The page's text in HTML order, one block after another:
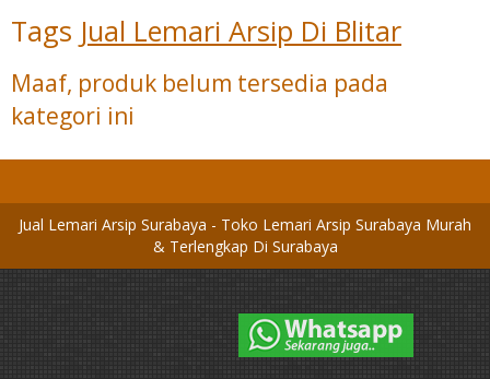
Tags Jual Lemari Arsip Di Blitar
Maaf, produk belum tersedia pada
kategori ini
Jual Lemari Arsip Surabaya - Toko Lemari Arsip Surabaya Murah
& Terlengkap Di Surabaya